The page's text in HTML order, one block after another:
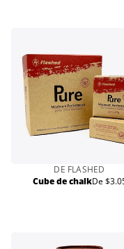
DE FLASHED
Cube de chalkPrix
De